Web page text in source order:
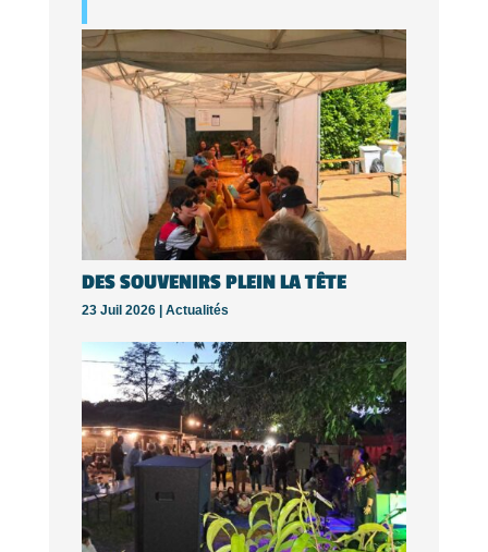
DES SOUVENIRS PLEIN LA TÊTE
23 Juil 2026 | Actualités